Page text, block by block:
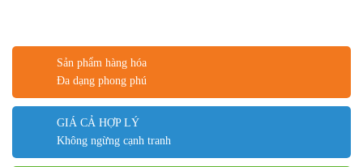
Sản phẩm hàng hóa
Đa dạng phong phú
GIÁ CẢ HỢP LÝ
Không ngừng cạnh tranh